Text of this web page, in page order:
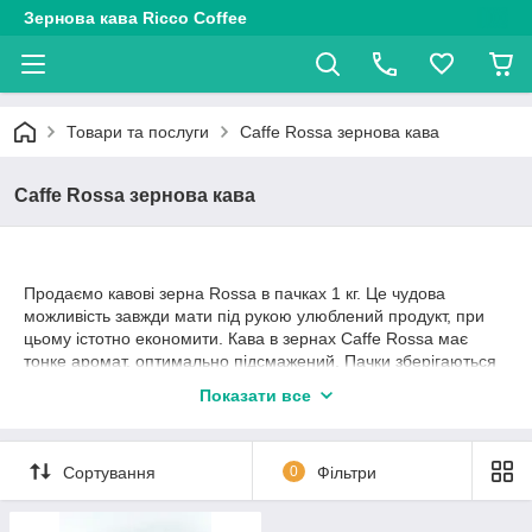
Зернова кава Ricco Coffee
Товари та послуги Caffe Rossa зернова кава
Caffe Rossa зернова кава
Продаємо кавові зерна Rossa в пачках 1 кг. Це чудова
можливість завжди мати під рукою улюблений продукт, при
цьому істотно економити. Кава в зернах Caffe Rossa має
тонке аромат, оптимально підсмажений. Пачки зберігаються
реалізації. Ми раді співпраці не тільки з роздрібними
Показати все
Сортування 0 Фільтри